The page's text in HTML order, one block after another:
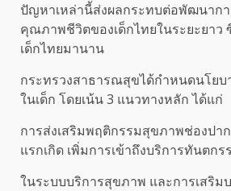
ปัญหาเหล่านี้ส่งผลกระทบต่อพัฒนากา
คุณภาพชีวิตของเด็กไทยในระยะยาว
เด็กไทยมานาน
กระทรวงสาธารณสุขได้กำหนดนโย
ในเด็ก โดยเน้น 3 แนวทางหลัก ได้แก่
การส่งเสริมพฤติกรรมสุขภาพช่องปา
แรกเกิด เพิ่มการเข้าถึงบริการทันตกร
ในระบบบริการสุขภาพ และการเสริ